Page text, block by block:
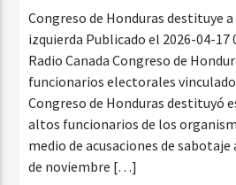
Congreso de Honduras destituye
izquierda Publicado el 2026-04-17
Radio Canada Congreso de
funcionarios electorales
Congreso de Honduras destituyó
altos funcionarios de los
medio de acusaciones de sabotaje
de noviembre […]